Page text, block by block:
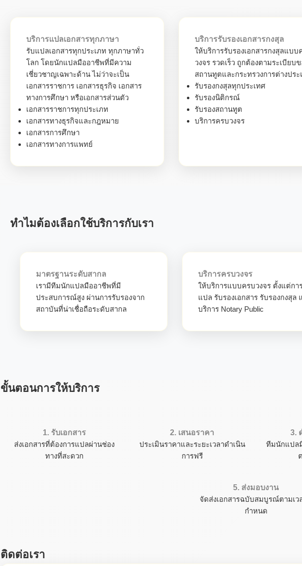
บริการแปลเอกสารทุกภาษา
รับแปลเอกสารทุกประเภท ทุกภาษาทั่ว
โลก โดยนักแปลมืออาชีพที่มีความ
เชี่ยวชาญเฉพาะด้าน ไม่ว่าจะเป็น
เอกสารราชการ เอกสารธุรกิจ เอกสาร
ทางการศึกษา หรือเอกสารส่วนตัว
เอกสารราชการทุกประเภท
เอกสารทางธุรกิจและกฎหมาย
เอกสารการศึกษา
เอกสารทางการแพทย์
บริการรับรองเอกสารกงสุล
ให้บริการรับรองเอกสารกงสุลแบบ
วงจร รวดเร็ว ถูกต้องตามระเบียบ
สถานทูตและกระทรวงการต่างประ
รับรองกงสุลทุกประเทศ
รับรองนิติกรณ์
รับรองสถานทูต
บริการครบวงจร
ทำไมต้องเลือกใช้บริการกับเรา
มาตรฐานระดับสากล
เรามีทีมนักแปลมืออาชีพที่มี
ประสบการณ์สูง ผ่านการรับรองจาก
สถาบันที่น่าเชื่อถือระดับสากล
บริการครบวงจร
ให้บริการแบบครบวงจร ตั้งแต่กา
แปล รับรองเอกสาร รับรองกงสุล
บริการ Notary Public
ขั้นตอนการให้บริการ
1. รับเอกสาร
ส่งเอกสารที่ต้องการแปลผ่านช่อง
ทางที่สะดวก
2. เสนอราคา
ประเมินราคาและระยะเวลาดำเนิน
การฟรี
3.
ทีมนักแปล
5. ส่งมอบงาน
จัดส่งเอกสารฉบับสมบูรณ์ตามเว
กำหนด
ติดต่อเรา